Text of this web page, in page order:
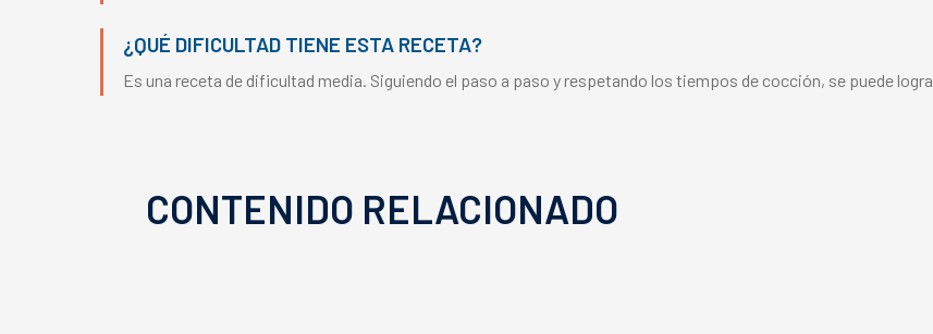
¿QUÉ DIFICULTAD TIENE ESTA RECETA?
Es una receta de dificultad media. Siguiendo el paso a paso y respetando los tiempos de cocción, se puede
CONTENIDO RELACIONADO